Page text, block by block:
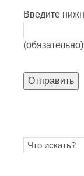
Введите
(обязательно)
Отправить